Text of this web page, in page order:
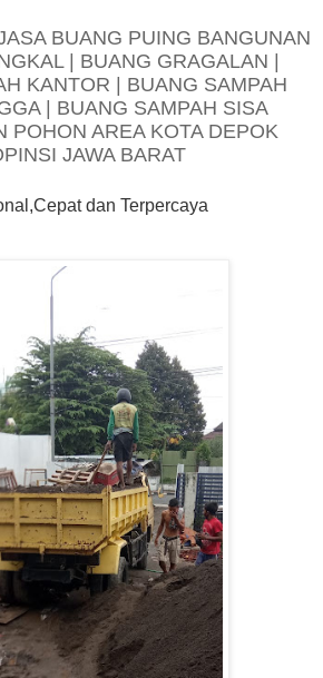
BUANG PUING BANGUNAN
| BUANG GRAGALAN |
KANTOR | BUANG SAMPAH
| BUANG SAMPAH SISA
POHON AREA KOTA DEPOK
JAWA BARAT
dan Terpercaya